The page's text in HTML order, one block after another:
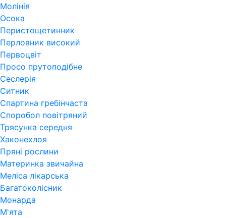
Молінія
Осока
Перистощетинник
Перловник високий
Первоцвіт
Просо прутоподібне
Сеслерія
Ситник
Спартина гребінчаста
Споробол повітряний
Трясунка середня
Хаконехлоя
Пряні рослини
Материнка звичайна
Меліса лікарська
Багатоколісник
Монарда
М'ята